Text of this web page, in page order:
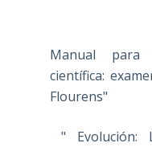
Manual para
científica:
Flourens"
" Evolución: